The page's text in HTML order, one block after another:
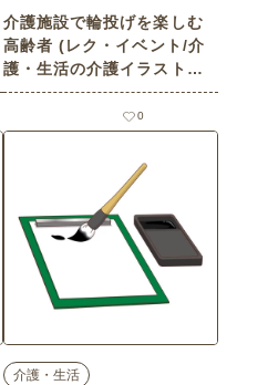
介護施設で輪投げを楽しむ
高齢者 (レク・イベント/介
護・生活の介護イラスト素
材)
0
介護・生活